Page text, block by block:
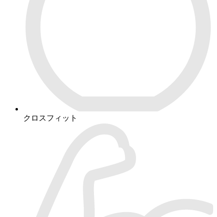
クロスフィット